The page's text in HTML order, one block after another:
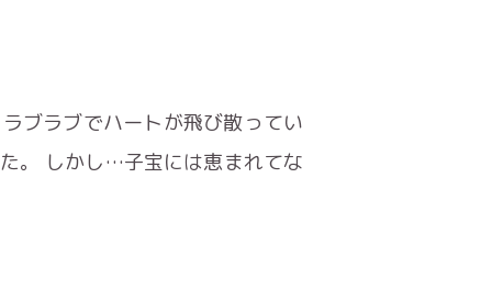
ブラブでハートが飛び散ってい
。 しかし…子宝には恵まれてな